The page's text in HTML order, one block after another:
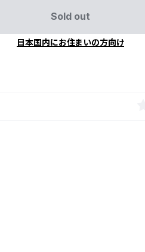
Sold out
日本国内にお住まいの方向け